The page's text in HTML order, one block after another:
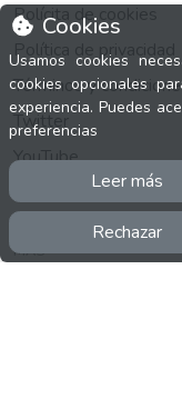
Cookies
Usamos cookies
cookies opcionales
experiencia. Puedes
preferencias
Leer más
Rechazar
Polícita de cookies
Política de privacidad
Términos y
Twitter
YouTube
MÁS